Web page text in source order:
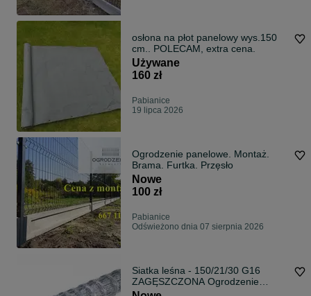
osłona na płot panelowy wys.150
cm.. POLECAM, extra cena.
Używane
160 zł
Pabianice
19 lipca 2026
Ogrodzenie panelowe. Montaż.
Brama. Furtka. Przęsło
Nowe
100 zł
Pabianice
Odświeżono dnia 07 sierpnia 2026
Siatka leśna - 150/21/30 G16
ZAGĘSZCZONA Ogrodzenie
Tymczasowa